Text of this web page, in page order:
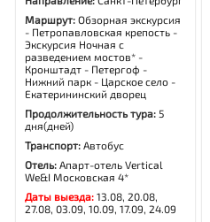
Маршрут:Обзорная экскурсия
- Петропавловская крепость -
Экскурсия Ночная с
разведением мостов* -
Кронштадт - Петергоф -
Нижний парк - Царское село -
Екатерининский дворец
Продолжительность тура: 5
дня(дней)
Транспорт:Автобус
Отель:Апарт-отель Vertical
We&I Московская 4*
Даты выезда:13.08, 20.08,
27.08, 03.09, 10.09, 17.09, 24.09